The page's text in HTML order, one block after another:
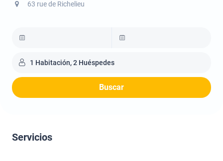
63 rue de Richelieu
1 Habitación, 2 Huéspedes
Buscar
Servicios